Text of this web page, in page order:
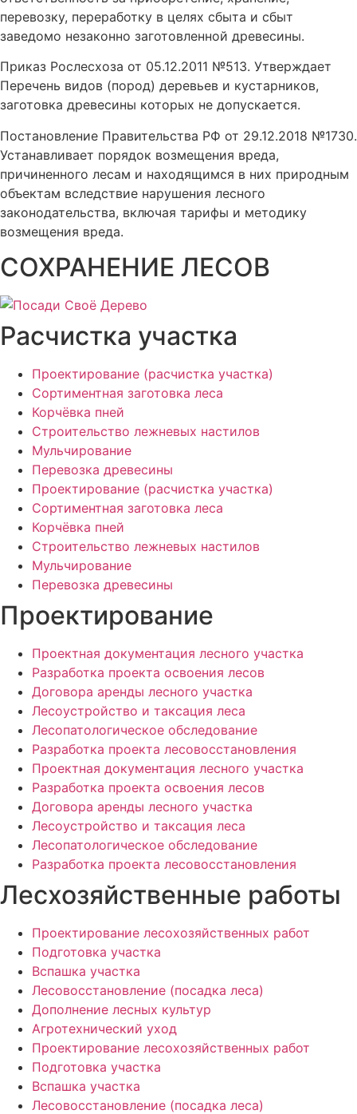
перевозку, переработку в целях сбыта и сбыт
заведомо незаконно заготовленной древесины.
Приказ Рослесхоза от 05.12.2011 №513. Утверждает
Перечень видов (пород) деревьев и кустарников,
заготовка древесины которых не допускается.
Постановление Правительства РФ от 29.12.2018 №1730.
Устанавливает порядок возмещения вреда,
причиненного лесам и находящимся в них природным
объектам вследствие нарушения лесного
законодательства, включая тарифы и методику
возмещения вреда.
СОХРАНЕНИЕ ЛЕСОВ
Расчистка участка
Проектирование (расчистка участка)
Сортиментная заготовка леса
Корчёвка пней
Строительство лежневых настилов
Мульчирование
Перевозка древесины
Проектирование (расчистка участка)
Сортиментная заготовка леса
Корчёвка пней
Строительство лежневых настилов
Мульчирование
Перевозка древесины
Проектирование
Проектная документация лесного участка
Разработка проекта освоения лесов
Договора аренды лесного участка
Лесоустройство и таксация леса
Лесопатологическое обследование
Разработка проекта лесовосстановления
Проектная документация лесного участка
Разработка проекта освоения лесов
Договора аренды лесного участка
Лесоустройство и таксация леса
Лесопатологическое обследование
Разработка проекта лесовосстановления
Лесхозяйственные работы
Проектирование лесохозяйственных работ
Подготовка участка
Вспашка участка
Лесовосстановление (посадка леса)
Дополнение лесных культур
Агротехнический уход
Проектирование лесохозяйственных работ
Подготовка участка
Вспашка участка
Лесовосстановление (посадка леса)